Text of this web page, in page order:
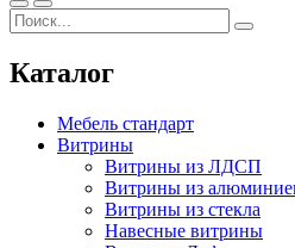
Каталог
Мебель стандарт
Витрины
Витрины из ЛДСП
Витрины из
Витрины из стекла
Навесные витрины